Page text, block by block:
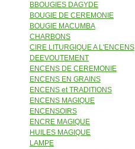
BBOUGIES DAGYDE
BOUGIE DE CEREMONIE
BOUGIE MACUMBA
CHARBONS
CIRE LITURGIQUE A L'ENCENS
DEEVOUTEMENT
ENCENS DE CEREMONIE
ENCENS EN GRAINS
ENCENS et TRADITIONS
ENCENS MAGIQUE
ENCENSOIRS
ENCRE MAGIQUE
HUILES MAGIQUE
LAMPE